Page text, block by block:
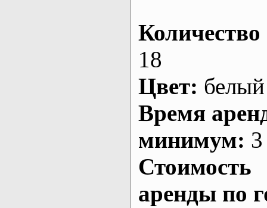
Количество
18
Цвет: белый
Время
минимум:
Стоимость
аренды по